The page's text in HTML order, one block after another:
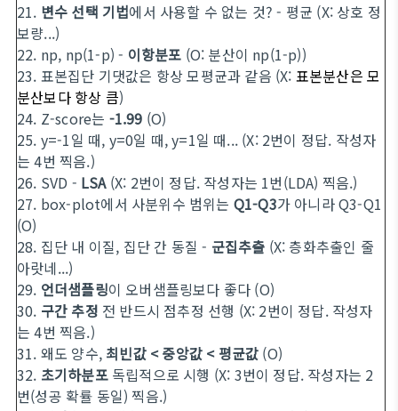
21. 변수 선택 기법에서 사용할 수 없는 것? - 평균 (X: 상호 정
보량...)
22. np, np(1-p) - 이항분포 (O: 분산이 np(1-p))
23. 표본집단 기댓값은 항상 모평균과 같음 (X: 표본분산은 모
분산보다 항상 큼)
24. Z-score는 -1.99 (O)
25. y=-1일 때, y=0일 때, y=1일 때... (X: 2번이 정답. 작성자
는 4번 찍음.)
26. SVD - LSA(X: 2번이 정답. 작성자는 1번(LDA) 찍음.)
27. box-plot에서 사분위수 범위는 Q1-Q3가 아니라 Q3-Q1
(O)
28. 집단 내 이질, 집단 간 동질 - 군집추출 (X: 층화추출인 줄
아랏네...)
29. 언더샘플링이 오버샘플링보다 좋다 (O)
30. 구간 추정 전 반드시 점추정 선행 (X: 2번이 정답. 작성자
는 4번 찍음.)
31. 왜도 양수, 최빈값 < 중앙값 < 평균값 (O)
32. 초기하분포독립적으로 시행 (X: 3번이 정답. 작성자는 2
번(성공 확률 동일) 찍음.)